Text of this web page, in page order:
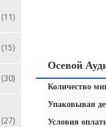
(11)
(15)
(30)
(27)
Осевой
Количество
Упаковывая
Условия